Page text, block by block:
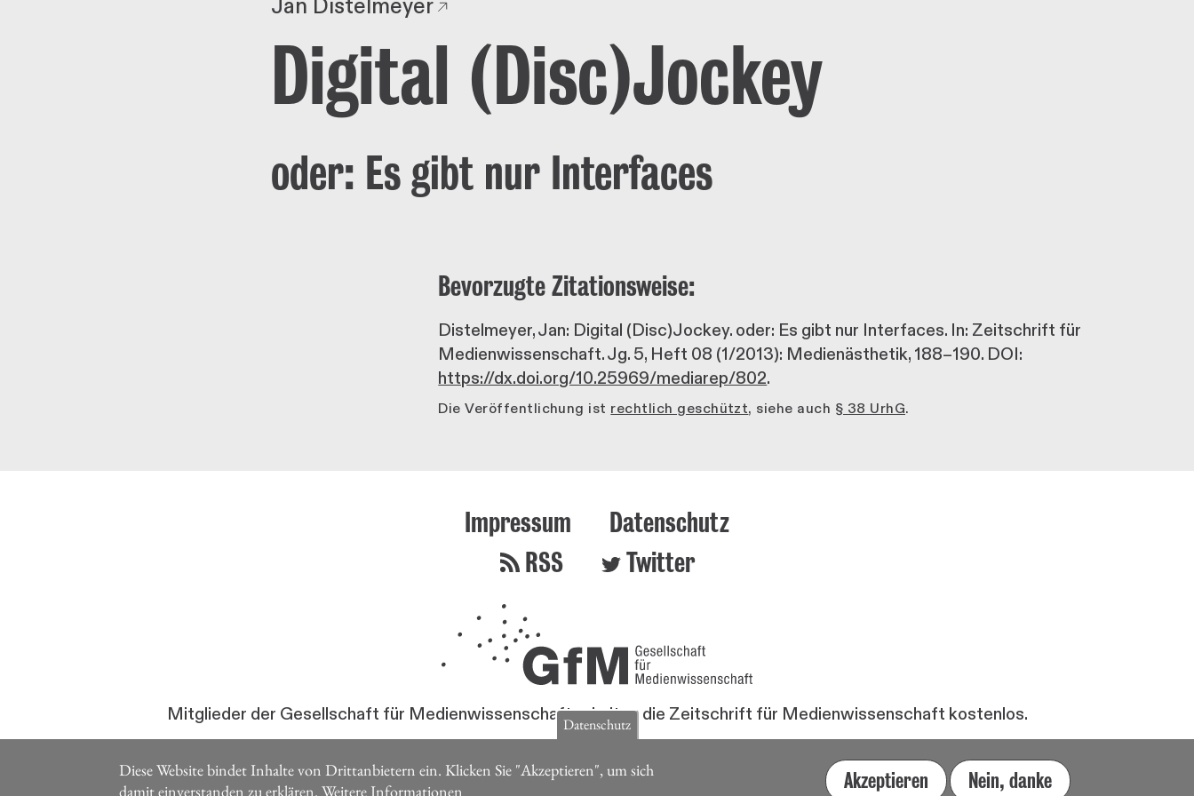
Jan Distelmeyer
Digital (Disc)Jockey
oder: Es gibt nur Interfaces
Bevorzugte Zitationsweise:
Distelmeyer, Jan: Digital (Disc)Jockey. oder: Es gibt nur Interfaces. In: Zeitschrift für
Medienwissenschaft. Jg. 5, Heft 08 (1/2013): Medienästhetik, 188–190. DOI:
https://dx.doi.org/10.25969/mediarep/802.
Die Veröffentlichung ist rechtlich geschützt, siehe auch § 38 UrhG.
Impressum
Datenschutz
RSS
Twitter
Mitglieder der Gesellschaft für Medienwissenschaft erhalten die Zeitschrift für Medienwissenschaft kostenlos.
Jetzt Mitglied werden
Datenschutz
Diese Website bindet Inhalte von Drittanbietern ein. Klicken Sie "Akzeptieren", um sich
damit einverstanden zu erklären. Weitere Informationen Akzeptieren Nein, danke